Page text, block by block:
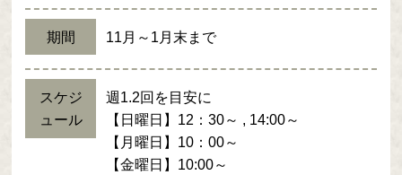
期間 11月～1月末まで
スケジ
ュール
週1.2回を目安に
【日曜日】12：30～ , 14:00～
【月曜日】10：00～
【金曜日】10:00～